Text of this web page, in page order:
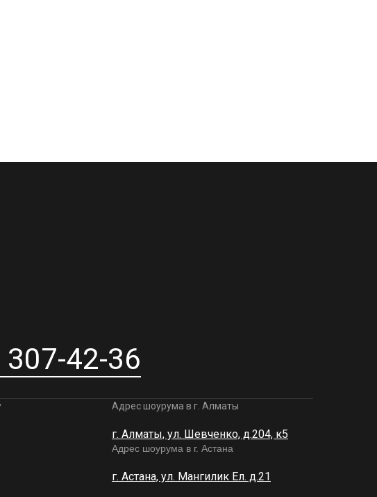
42-36
Адрес шоурума в г. Алматы
г. Алматы, ул. Шевченко, д.204, к5
Адрес шоурума в г. Астана
г. Астана, ул. Мангилик Ел. д.21